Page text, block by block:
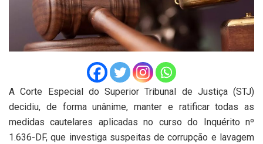
A Corte Especial do Superior Tribunal de Justiça (STJ)
decidiu, de forma unânime, manter e ratificar todas as
medidas cautelares aplicadas no curso do Inquérito nº
1.636-DF, que investiga suspeitas de corrupção e lavagem